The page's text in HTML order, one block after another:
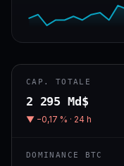
CAP. TOTALE
2 295 Md$
▼ −0,17 % · 24 h
DOMINANCE BTC